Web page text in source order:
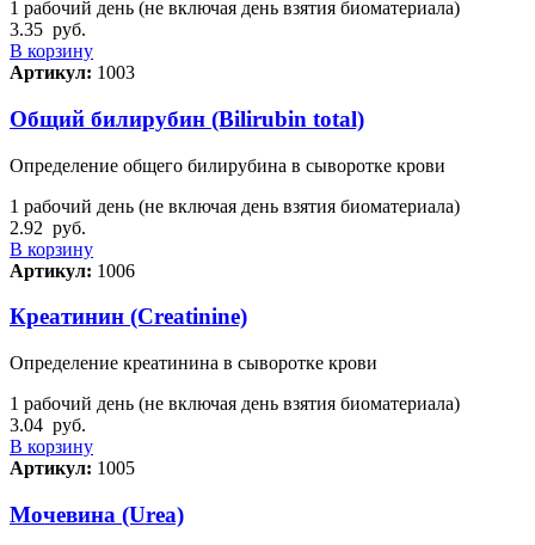
1 рабочий день (не включая день взятия биоматериала)
3.35 руб.
В корзину
Артикул: 1003
Общий билирубин (Bilirubin total)
Определение общего билирубина в сыворотке крови
1 рабочий день (не включая день взятия биоматериала)
2.92 руб.
В корзину
Артикул: 1006
Креатинин (Creatinine)
Определение креатинина в сыворотке крови
1 рабочий день (не включая день взятия биоматериала)
3.04 руб.
В корзину
Артикул: 1005
Мочевина (Urea)